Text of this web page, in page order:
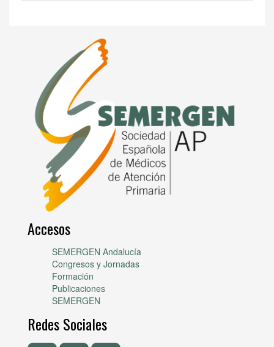
Accesos
SEMERGEN Andalucía
Congresos y Jornadas
Formación
Publicaciones
SEMERGEN
Redes Sociales